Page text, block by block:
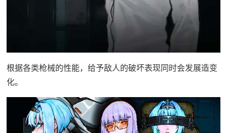
根据各类枪械的性能，给予敌人的破坏表现同时会发展造变
化。